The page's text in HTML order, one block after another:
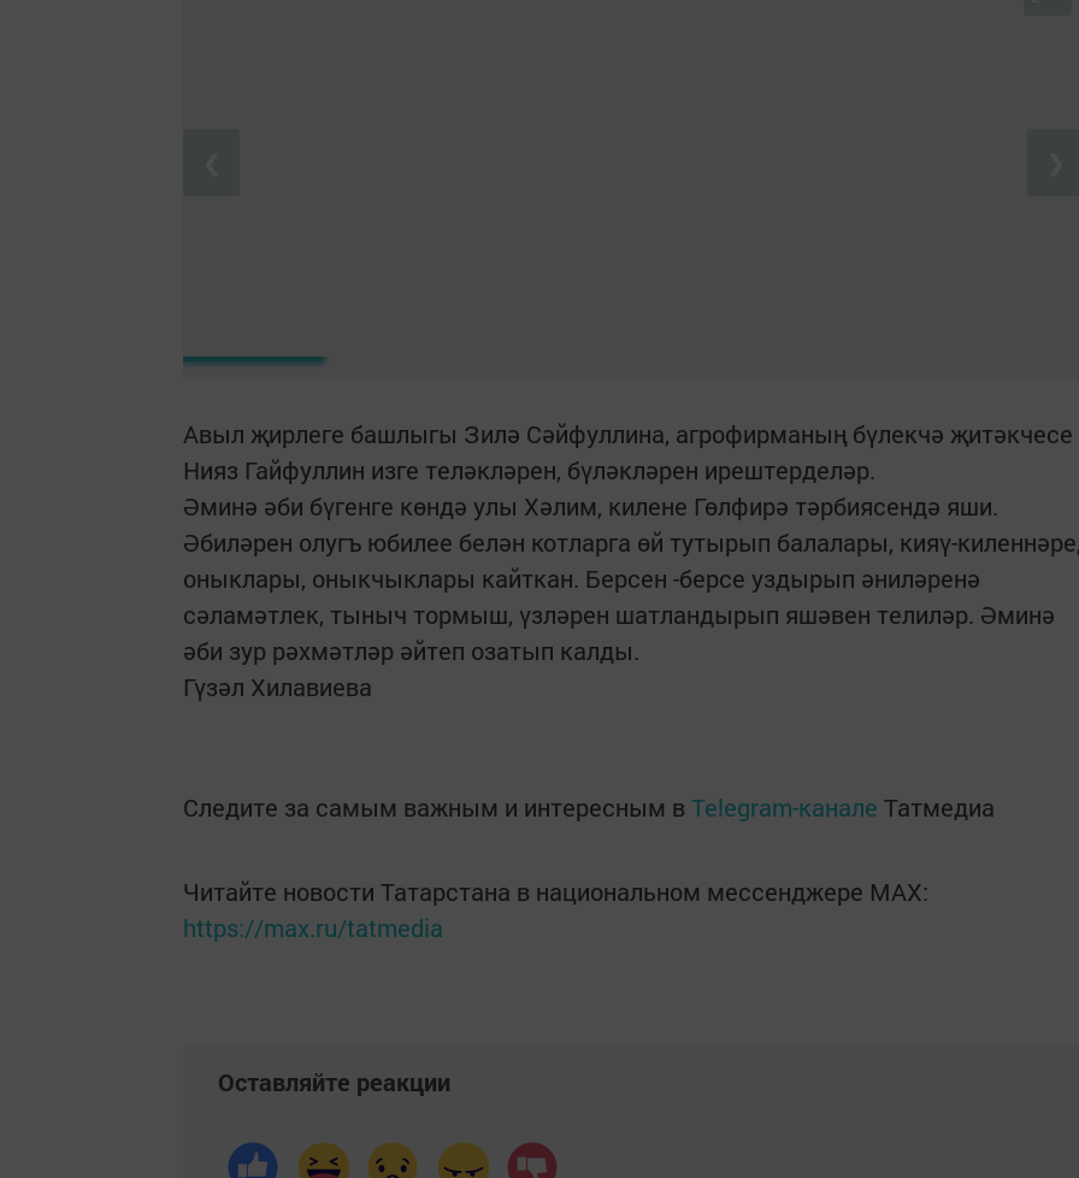
Авыл җирлеге башлыгы Зилә Сәйфуллина, агрофирманың бүлекчә җитәкчесе
Нияз Гайфуллин изге теләкләрен, бүләкләрен ирештерделәр.
Әминә әби бүгенге көндә улы Хәлим, килене Гөлфирә тәрбиясендә яши.
Әбиләрен олугъ юбилее белән котларга өй тутырып балалары, кияү-
оныклары, оныкчыклары кайткан. Берсен -берсе уздырып әниләренә
сәламәтлек, тыныч тормыш, үзләрен шатландырып яшәвен телиләр. Әминә
әби зур рәхмәтләр әйтеп озатып калды.
Гүзәл Хилавиева
Следите за самым важным и интересным в Telegram-канале Татмедиа
Читайте новости Татарстана в национальном мессенджере MАХ:
https://max.ru/tatmedia
Оставляйте реакции